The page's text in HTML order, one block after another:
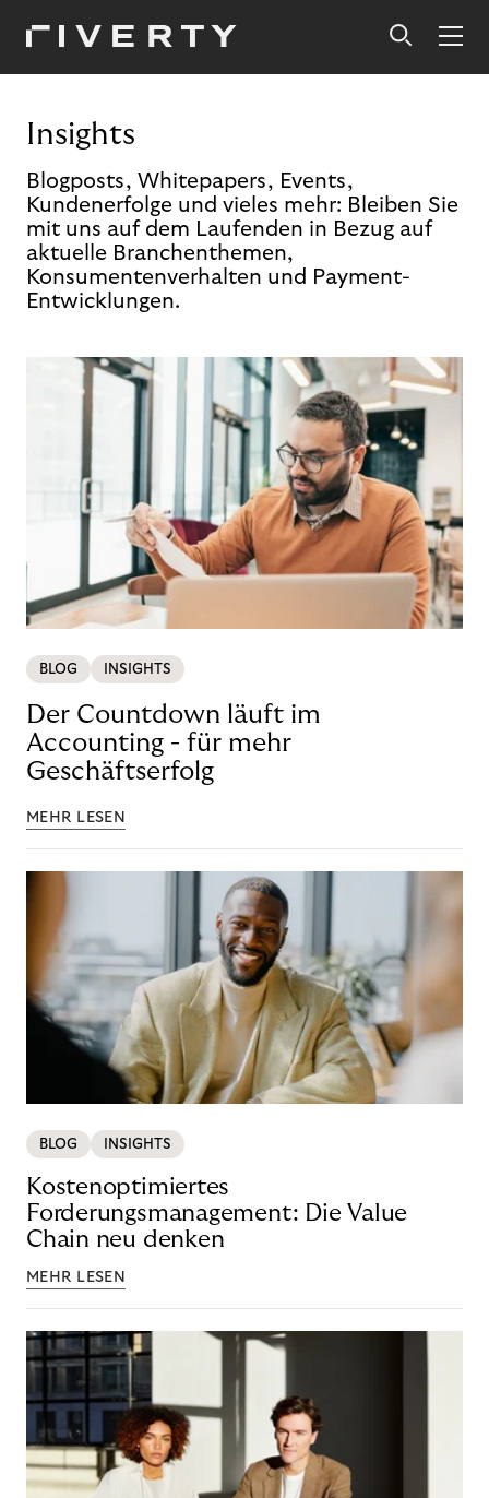
Insights
Blogposts, Whitepapers, Events,
Kundenerfolge und vieles mehr: Bleiben Sie
mit uns auf dem Laufenden in Bezug auf
aktuelle Branchenthemen,
Konsumentenverhalten und Payment-
Entwicklungen.
BLOG INSIGHTS
Der Countdown läuft im
Accounting - für mehr
Geschäftserfolg
MEHR LESEN
BLOG INSIGHTS
Kostenoptimiertes
Forderungsmanagement: Die Value
Chain neu denken
MEHR LESEN